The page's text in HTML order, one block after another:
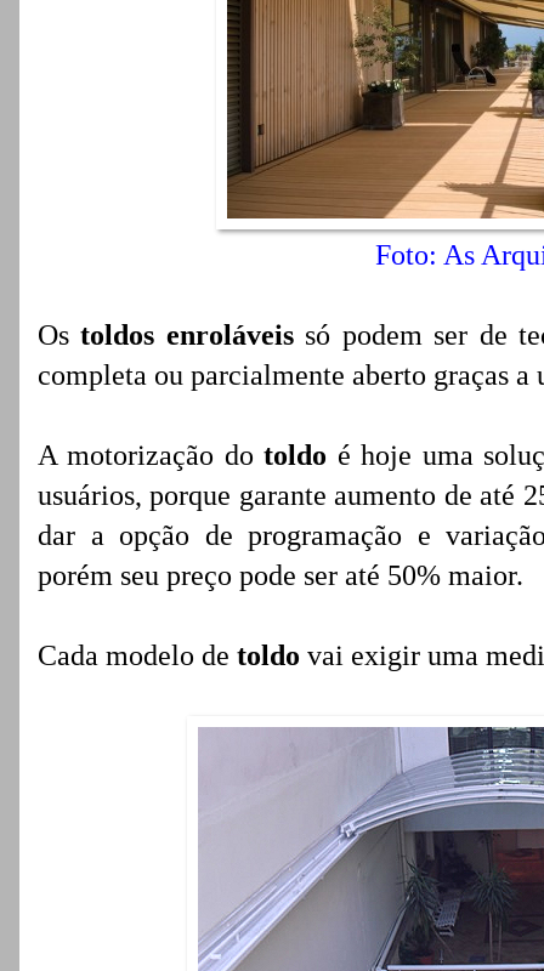
Foto: As
Ostoldos enroláveissó podem ser de
completa ou parcialmente aberto graças a
A motorização dotoldo é hoje uma
usuários, porque garante aumento de até
dar a opção de programação e
porém seu preço pode ser até 50% maior.
Cada modelo de toldo vai exigir uma